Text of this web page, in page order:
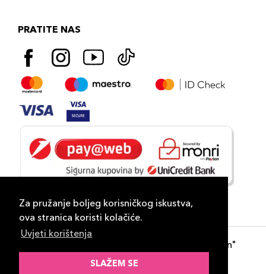
Za pružanje boljeg korisničkog iskustva,
ova stranica koristi kolačiće.
Uvjeti korištenja
SLAŽEM SE
PRATITE NAS
- "DP Lux Distribution"
d.o.o. Banja Luka
ID-S Consulting d.o.o. Sarajevo